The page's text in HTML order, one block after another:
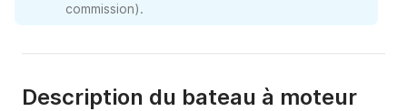
commission).
Description du bateau à moteur